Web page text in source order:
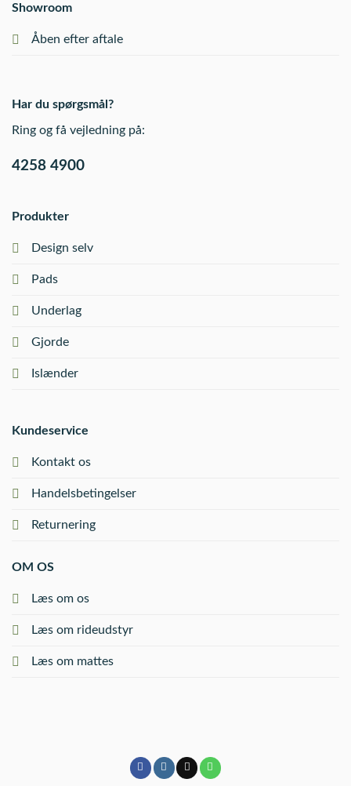
Showroom
Åben efter aftale
Produkter
Design selv
Pads
Underlag
Gjorde
Islænder
Kundeservice
Kontakt os
Handelsbetingelser
Returnering
OM OS
Læs om os
Læs om rideudstyr
Læs om mattes
Har du spørgsmål?
Ring og få vejledning på:
4258 4900